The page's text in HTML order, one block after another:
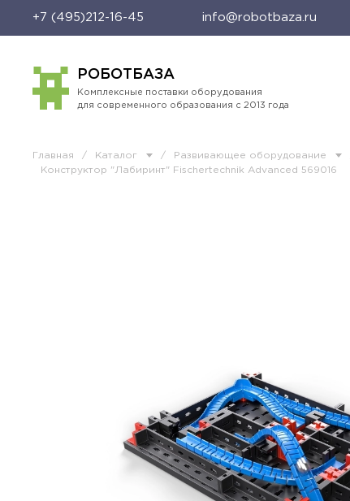
+7 (495)212-16-45 info@robotbaza.ru
РОБОТБАЗА
Комплексные поставки оборудования
для современного образования с 2013 года
Главная / Каталог / Развивающее оборудование
Конструктор "Лабиринт" Fischertechnik Advanced 569016